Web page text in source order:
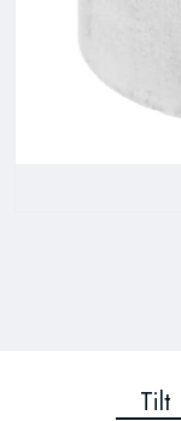
Tilt